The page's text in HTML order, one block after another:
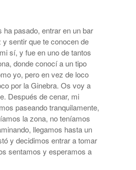
ha pasado, entrar en un bar
sentir que te conocen de
sí, y fue en uno de tantos
donde conocí a un tipo
yo, pero en vez de loco
por la Ginebra. Os voy a
Después de cenar, mi
paseando tranquilamente,
la zona, no teníamos
llegamos hasta un
y decidimos entrar a tomar
sentamos y esperamos a